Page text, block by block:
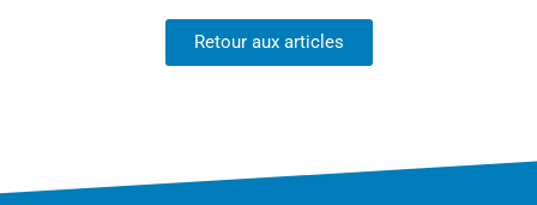
Retour aux articles